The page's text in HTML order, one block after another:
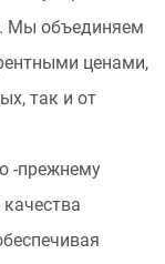
Мы объединяем
ценами,
так и от
-прежнему